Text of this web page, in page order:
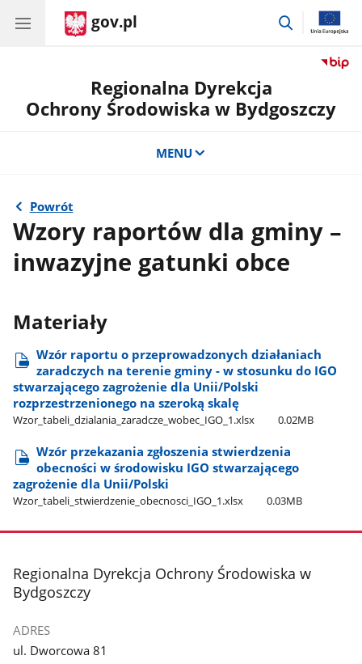
gov.pl
przejdź
Regionalna Dyrekcja
Ochrony Środowiska w Bydgoszczy
MENU
Powrót
Wzory raportów dla gminy –
inwazyjne gatunki obce
Materiały
Wzór raportu o przeprowadzonych działaniach
zaradczych na terenie gminy - w stosunku do IGO
stwarzającego zagrożenie dla Unii/Polski
rozprzestrzenionego na szeroką skalę
Wzor​_tabeli​_dzialania​_zaradcze​_wobec​_IGO​_1.xlsx 0.02MB
Wzór przekazania zgłoszenia stwierdzenia
obecności w środowisku IGO stwarzającego
zagrożenie dla Unii/Polski
Wzor​_tabeli​_stwierdzenie​_obecnosci​_IGO​_1.xlsx 0.03MB
stopka
Regionalna Dyrekcja Ochrony Środowiska w
Bydgoszczy
ADRES
ul. Dworcowa 81